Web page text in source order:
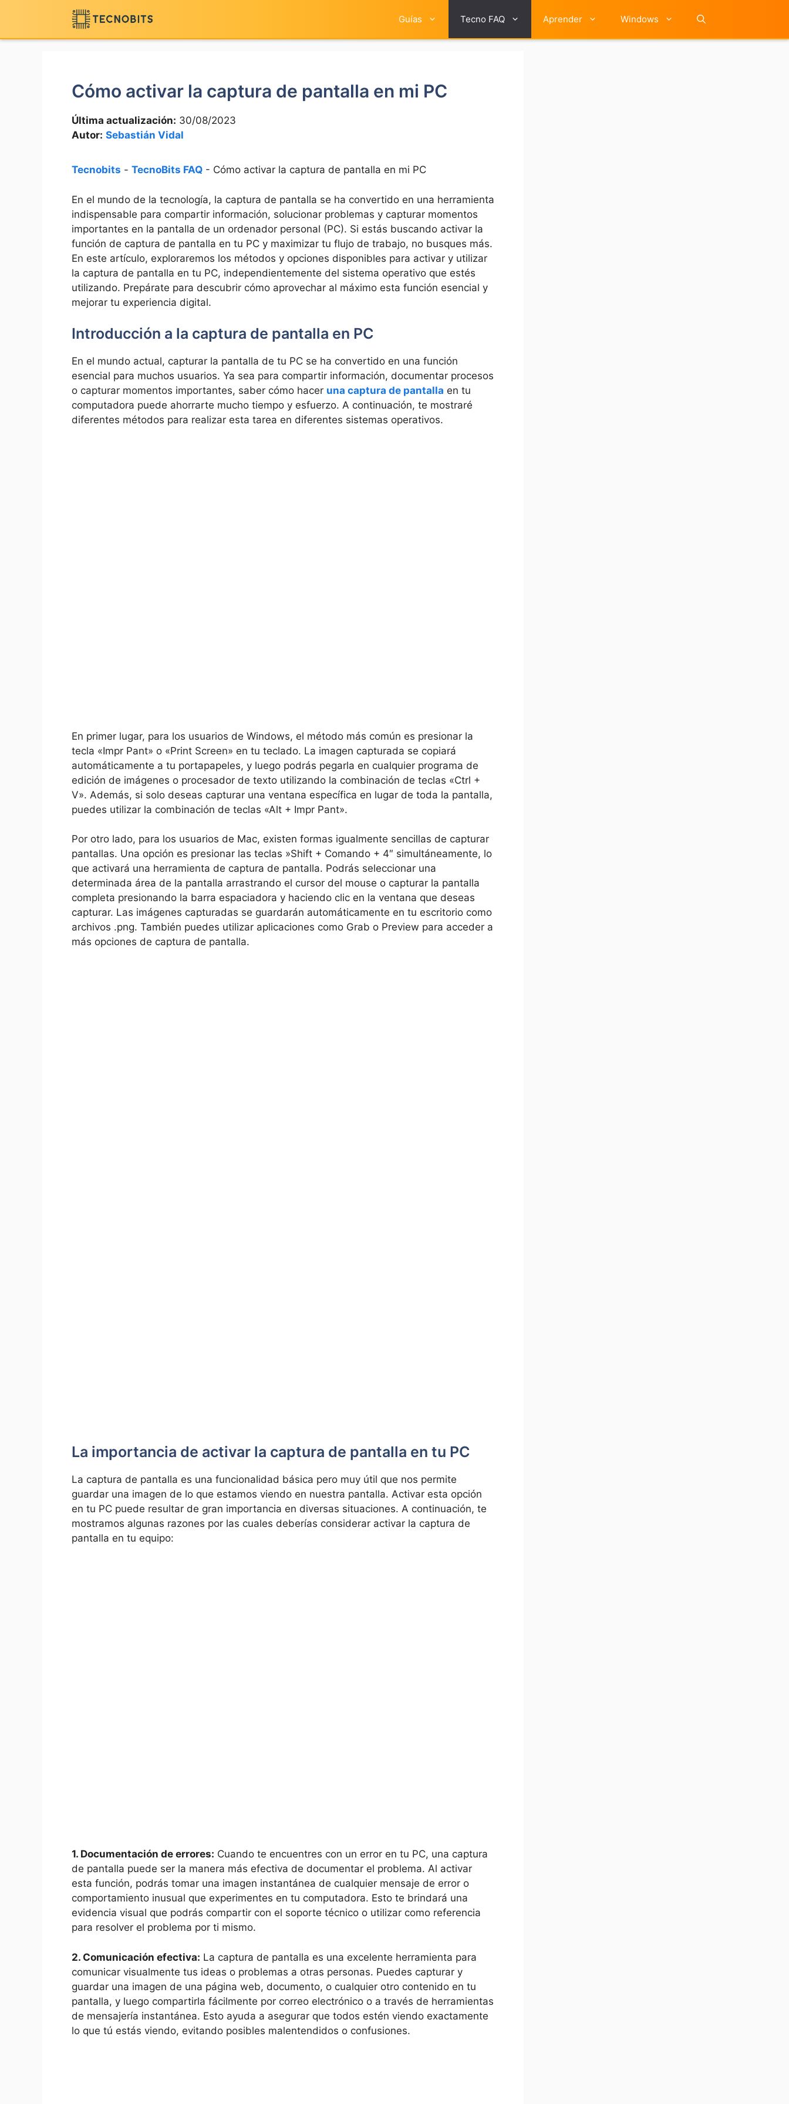
contenido
Guías Tecno FAQ Aprender Windows
Cómo activar la captura de pantalla en mi PC
Última actualización: 30/08/2023
Autor: Sebastián Vidal
Tecnobits - TecnoBits FAQ - Cómo activar la captura de pantalla en mi PC
En el mundo de ‍la tecnología, la captura ‌de pantalla se ha‍ convertido en ⁣una herramienta
indispensable para compartir información, solucionar problemas y capturar momentos
importantes en⁤ la pantalla​ de un ordenador personal (PC). Si estás buscando ⁣activar la
función de ⁢captura de pantalla en tu PC ⁤y maximizar tu flujo de trabajo, no busques⁤ más.
⁤En​ este artículo, exploraremos los métodos y opciones disponibles para ‌activar y utilizar
‍la captura de pantalla en tu PC, independientemente del sistema operativo‌ que​ estés
⁢utilizando. Prepárate para descubrir cómo aprovechar al máximo esta función esencial y
mejorar tu experiencia⁣ digital.
Introducción a la⁣ captura de pantalla en PC
En el mundo‌ actual, capturar la pantalla ‌de tu⁣ PC‍ se ha convertido en una función
esencial para muchos usuarios. Ya sea para compartir información, ‍documentar ⁤procesos​
o capturar momentos importantes, saber cómo hacer una captura de pantalla en tu
computadora puede ahorrarte⁢ mucho tiempo‌ y esfuerzo. A continuación,‍ te mostraré
diferentes métodos para ‌realizar ⁣esta tarea ‌en diferentes⁤ sistemas⁣ operativos.
En⁣ primer lugar, para los usuarios de Windows,​ el método más común es presionar la
tecla «Impr Pant» o «Print Screen» en tu teclado. La imagen capturada⁤ se copiará
automáticamente​ a tu portapapeles, y luego podrás pegarla en cualquier programa de
edición de imágenes ⁤o procesador de texto utilizando la combinación de teclas «Ctrl +
V». Además, si⁢ solo deseas capturar una ventana específica ⁢en lugar de toda la pantalla,
puedes utilizar la combinación de teclas⁢ «Alt + Impr Pant».
Por⁤ otro​ lado, para los usuarios de Mac, existen‍ formas igualmente sencillas de capturar
pantallas. Una opción es‍ presionar las teclas ⁣»Shift + Comando + 4″ simultáneamente, lo
que activará ⁤una herramienta de captura de⁣ pantalla. Podrás seleccionar ‌una
determinada área de la ⁣pantalla arrastrando el cursor‌ del mouse o capturar la pantalla
completa‍ presionando‌ la barra espaciadora y haciendo clic en ‍la ⁢ventana que deseas
capturar. Las imágenes capturadas se guardarán automáticamente ‌en tu escritorio ​como
archivos .png. También⁤ puedes utilizar aplicaciones como Grab o ‍Preview⁤ para acceder a
más opciones de captura de pantalla.
La importancia de activar la captura de pantalla en tu PC
La captura de pantalla es ⁣una funcionalidad básica ⁢pero muy útil que nos permite
guardar una imagen de‍ lo ⁣que estamos viendo en nuestra pantalla. Activar esta opción
‌en​ tu PC puede resultar de gran importancia en⁤ diversas situaciones. A continuación, te
mostramos algunas​ razones por las cuales deberías considerar‍ activar la⁤ captura ​de
pantalla en tu equipo:
1. Documentación de errores: ⁣Cuando te encuentres‌ con un error en ‍tu PC, una captura
de pantalla⁣ puede ser la manera más efectiva de⁤ documentar el problema. Al activar
esta función, podrás tomar una imagen⁣ instantánea de cualquier⁤ mensaje de error o
comportamiento inusual que experimentes en tu computadora. Esto te brindará una
⁤evidencia visual que ​podrás compartir con el soporte técnico o utilizar como referencia
para resolver el problema por ti mismo.
2. Comunicación efectiva: La captura de pantalla es una‍ excelente herramienta⁣ para
comunicar visualmente tus ideas o problemas a otras personas. Puedes capturar y
guardar una imagen de una página web, documento, o cualquier otro⁢ contenido en tu
pantalla, y luego ‌compartirla⁣ fácilmente por​ correo electrónico o a través de herramientas
de mensajería instantánea. Esto ⁢ayuda a asegurar que⁢ todos estén viendo exactamente
lo que tú estás viendo, evitando posibles malentendidos o confusiones.